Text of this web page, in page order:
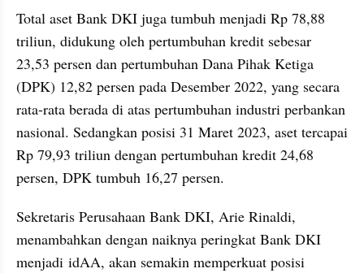
Total aset Bank DKI juga tumbuh menjadi Rp 78,88
triliun, didukung oleh pertumbuhan kredit sebesar
23,53 persen dan pertumbuhan Dana Pihak Ketiga
(DPK) 12,82 persen pada Desember 2022, yang secara
rata-rata berada di atas pertumbuhan industri perbankan
nasional. Sedangkan posisi 31 Maret 2023, aset tercapai
Rp 79,93 triliun dengan pertumbuhan kredit 24,68
persen, DPK tumbuh 16,27 persen.
Sekretaris Perusahaan Bank DKI, Arie Rinaldi,
menambahkan dengan naiknya peringkat Bank DKI
menjadi idAA, akan semakin memperkuat posisi